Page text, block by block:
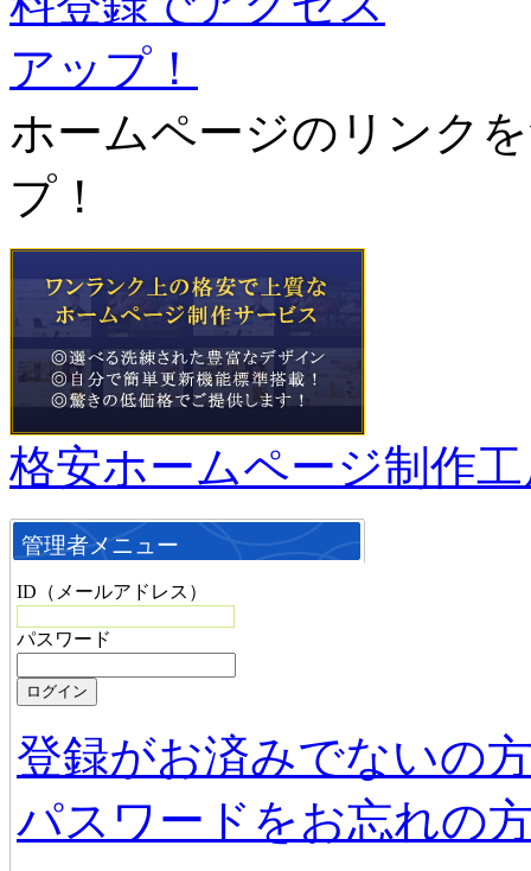
ホームページのリンク
プ！
格安ホームページ制作
管理者メニュー
ID（メールアドレス）
パスワード
登録がお済みでないの
パスワードをお忘れの